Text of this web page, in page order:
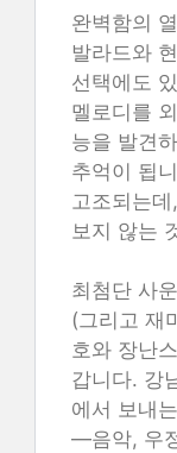
완벽함의
발라드와
선택에도
멜로디를
능을 발견
추억이 됩
고조되는
보지 않는
최첨단 사
(그리고 재
호와 장난
갑니다. 강
에서 보내
—음악, 우